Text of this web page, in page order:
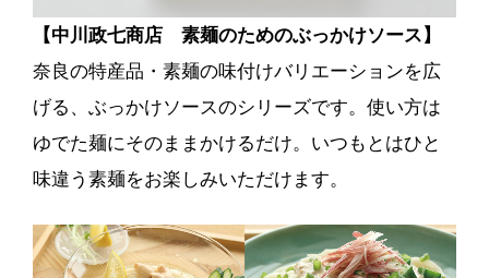
【中川政七商店 素麺のためのぶっかけソース】
奈良の特産品・素麺の味付けバリエーションを広
げる、ぶっかけソースのシリーズです。使い方は
ゆでた麺にそのままかけるだけ。いつもとはひと
味違う素麺をお楽しみいただけます。